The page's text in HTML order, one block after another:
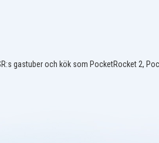
gastuber och kök som PocketRocket 2,